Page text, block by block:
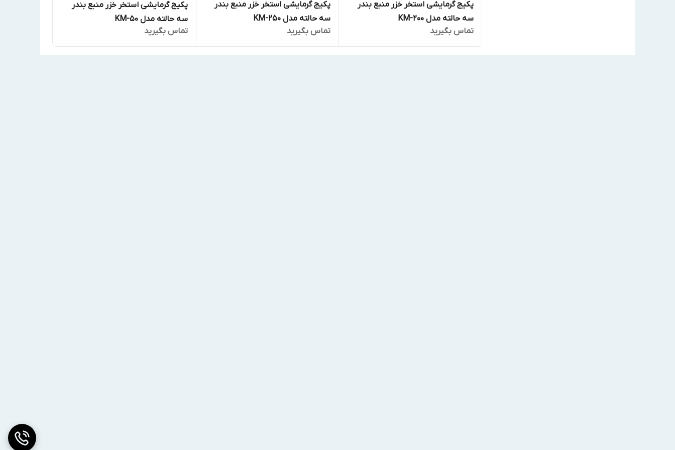
پکیج گرمایشی استخر خزر منبع بندر
سه حالته مدل KM-200
تماس بگیرید
پکیج گرمایشی استخر خزر منبع بندر
سه حالته مدل KM-250
تماس بگیرید
پکیج گرمایشی استخر خزر منبع بندر
سه حالته مدل KM-50
تماس بگیرید